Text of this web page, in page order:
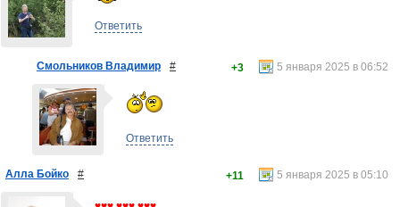
Ответить
Смольников Владимир # 5 января 2025 в 06:52
+3
Ответить
Алла Бойко # 5 января 2025 в 05:10
+11